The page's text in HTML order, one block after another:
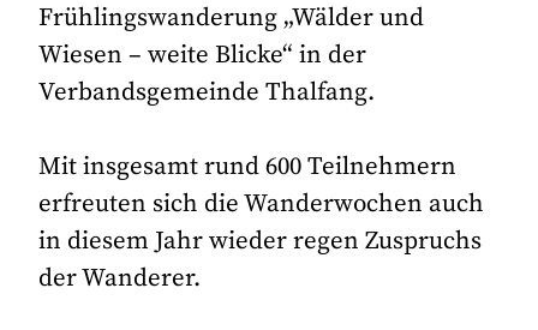
Frühlingswanderung „Wälder und
Wiesen – weite Blicke“ in der
Verbandsgemeinde Thalfang.
Mit insgesamt rund 600 Teilnehmern
erfreuten sich die Wanderwochen auch
in diesem Jahr wieder regen Zuspruchs
der Wanderer.